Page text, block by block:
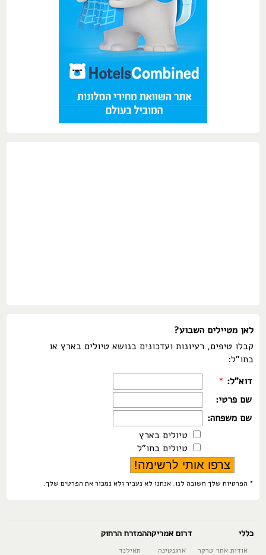
לאן מטיילים השבוע?
קבלו טיפים, רעיונות ועדכונים בנושא טיולים בארץ או
בחו"ל:
דוא"ל: *
שם פרטי:
שם משפחה:
טיולים בארץ
טיולים בחו"ל
* הפרטיות שלך חשובה לנו. אנחנו לא נעביר ולא נמכור את הפרטים שלך.
כללי
אודות אתר טרקר
דרום אמריקה
ארגנטינה
המזרח הרחוק
תאילנד